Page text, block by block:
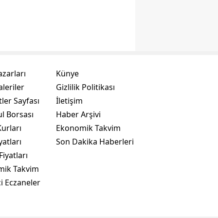
Sayfası
Borsası
Takvim
Eczaneler
Künye
Gizlilik Politikası
İletişim
Haber Arşivi
Ekonomik Takvim
Son Dakika Haberleri